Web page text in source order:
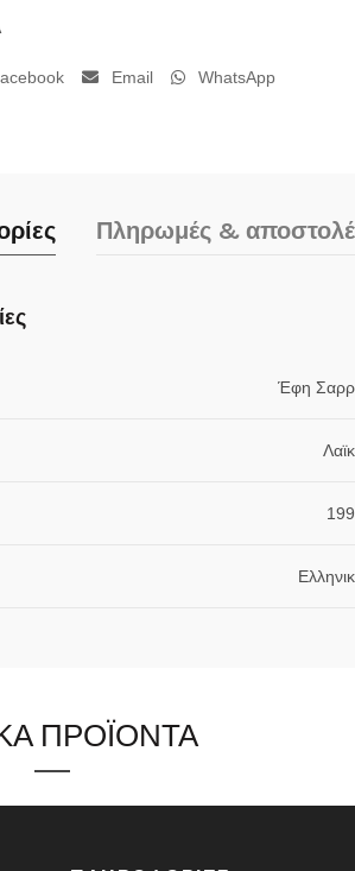
Email WhatsApp
Πληρωμές &
Έφη
ΠΡΟΪΟΝΤΑ